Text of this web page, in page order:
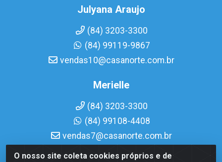
O nosso site coleta cookies próprios e de
Julyana Araujo
(84) 3203-3300
(84) 99119-9867
vendas10@casanorte.com.br
Merielle
(84) 3203-3300
(84) 99108-4408
vendas7@casanorte.com.br